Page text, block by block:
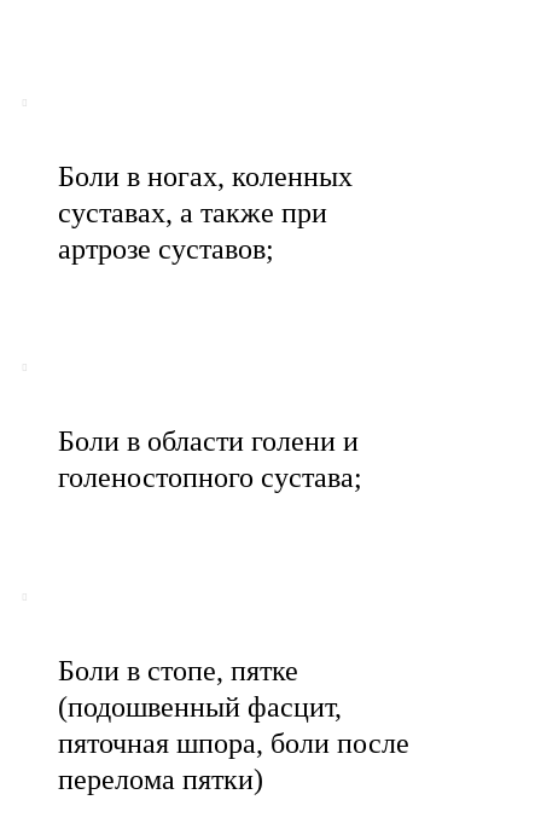
Боли в ногах, коленных
суставах, а также при
артрозе суставов;
Боли в области голени и
голеностопного сустава;
Боли в стопе, пятке
(подошвенный фасцит,
пяточная шпора, боли после
перелома пятки)